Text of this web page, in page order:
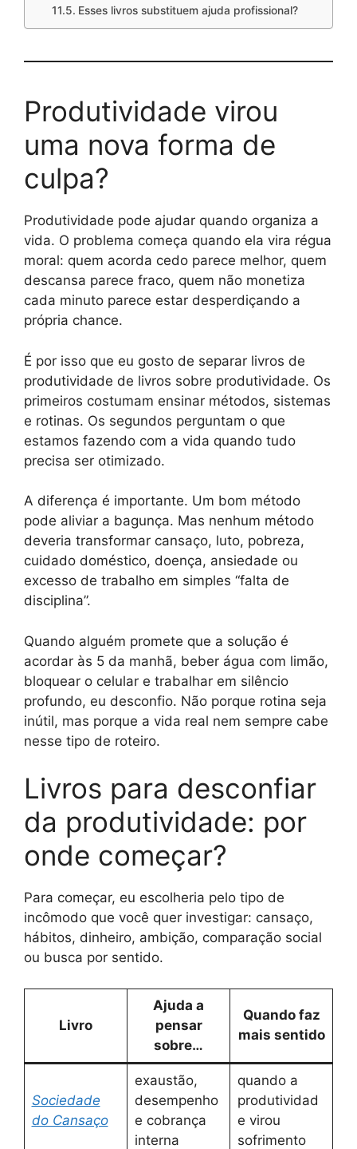
Esses livros substituem ajuda profissional?
Produtividade virou
uma nova forma de
culpa?
Produtividade pode ajudar quando organiza a
vida. O problema começa quando ela vira régua
moral: quem acorda cedo parece melhor, quem
descansa parece fraco, quem não monetiza
cada minuto parece estar desperdiçando a
própria chance.
É por isso que eu gosto de separar livros de
produtividade de livros sobre produtividade. Os
primeiros costumam ensinar métodos, sistemas
e rotinas. Os segundos perguntam o que
estamos fazendo com a vida quando tudo
precisa ser otimizado.
A diferença é importante. Um bom método
pode aliviar a bagunça. Mas nenhum método
deveria transformar cansaço, luto, pobreza,
cuidado doméstico, doença, ansiedade ou
excesso de trabalho em simples “falta de
disciplina”.
Quando alguém promete que a solução é
acordar às 5 da manhã, beber água com limão,
bloquear o celular e trabalhar em silêncio
profundo, eu desconfio. Não porque rotina seja
inútil, mas porque a vida real nem sempre cabe
nesse tipo de roteiro.
Livros para desconfiar
da produtividade: por
onde começar?
Para começar, eu escolheria pelo tipo de
incômodo que você quer investigar: cansaço,
hábitos, dinheiro, ambição, comparação social
ou busca por sentido.
Livro
Ajuda a
pensar
sobre…
Quando faz
mais sentido
Sociedade
do Cansaço
exaustão,
desempenho
e cobrança
interna
quando a
produtividad
e virou
sofrimento